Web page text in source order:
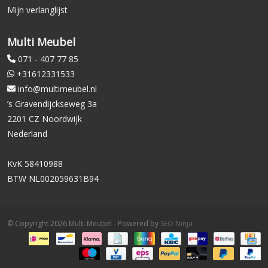
Mijn verlanglijst
Multi Meubel
071 - 407 77 85
+31612331533
info@multimeubel.nl
’s Gravendijckseweg 3a
2201 CZ Noordwijk
Nederland
KvK 58410988
BTW NL002059631B94
© Copyright 2026 Multi Meubel - Powered by SEO Ninja